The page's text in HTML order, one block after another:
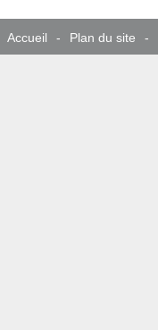
Accueil - Plan du site -